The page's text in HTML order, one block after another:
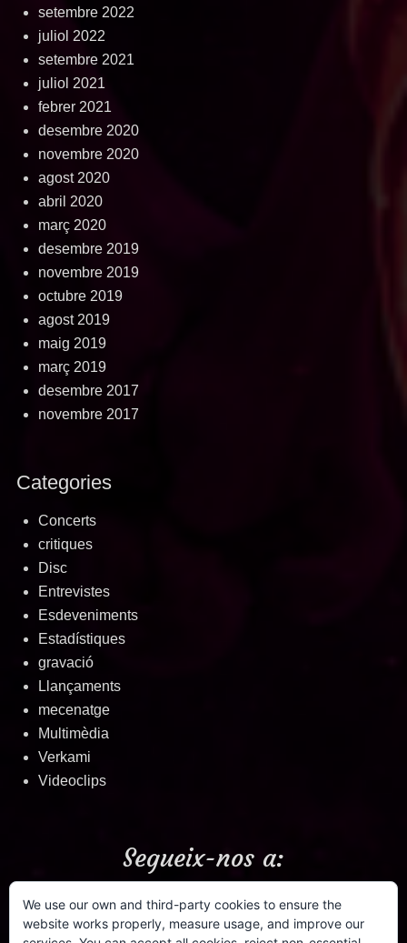
setembre 2022
juliol 2022
setembre 2021
juliol 2021
febrer 2021
desembre 2020
novembre 2020
agost 2020
abril 2020
març 2020
desembre 2019
novembre 2019
octubre 2019
agost 2019
maig 2019
març 2019
desembre 2017
novembre 2017
Categories
Concerts
critiques
Disc
Entrevistes
Esdeveniments
Estadístiques
gravació
Llançaments
mecenatge
Multimèdia
Verkami
Videoclips
Segueix-nos a:
Facebook
Twitter
EmailYouTube
We use our own and third-party cookies to ensure the
website works properly, measure usage, and improve our